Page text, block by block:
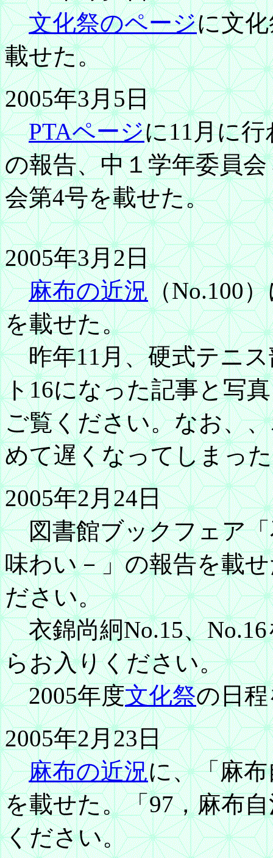
文化祭のページに文
載せた。
2005年3月5日
PTAページに11月に
の報告、中１学年委員
会第4号を載せた。
2005年3月2日
麻布の近況（No.100
を載せた。
昨年11月、硬式テニス
ト16になった記事と写
ご覧ください。なお、
めて遅くなってしまっ
2005年2月24日
図書館ブックフェア「
味わい－」の報告を載
ださい。
衣錦尚絅No.15、No.16
らお入りください。
2005年度文化祭の日
2005年2月23日
麻布の近況に、「麻
を載せた。「97，麻布
ください。